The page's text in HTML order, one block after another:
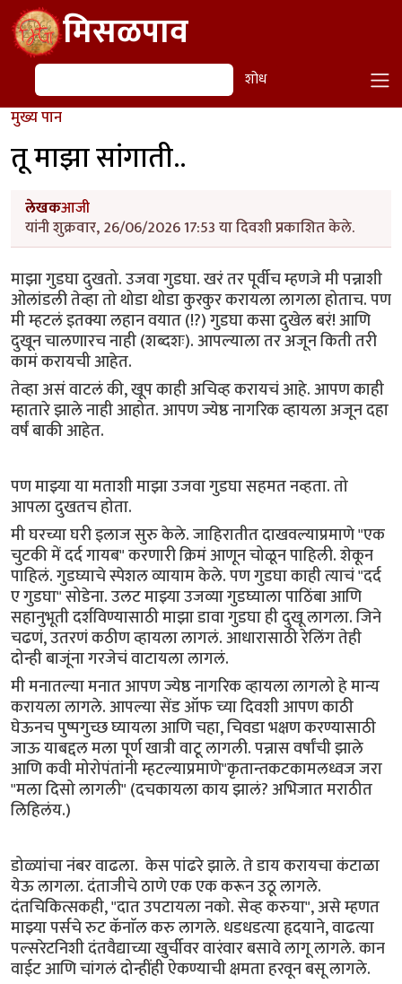
Skip to main contentमिसळपाव
शोध शोध
मुख्य पान
तू माझा सांगाती..
लेखकआजी
यांनी शुक्रवार, 26/06/2026 17:53 या दिवशी प्रकाशित केले.
माझा गुडघा दुखतो. उजवा गुडघा. खरं तर पूर्वीच म्हणजे मी पन्नाशी
ओलांडली तेव्हा तो थोडा थोडा कुरकुर करायला लागला होताच. पण
मी म्हटलं इतक्या लहान वयात (!?) गुडघा कसा दुखेल बरं! आणि
दुखून चालणारच नाही (शब्दशः). आपल्याला तर अजून किती तरी
कामं करायची आहेत.
तेव्हा असं वाटलं की, खूप काही अचिव्ह करायचं आहे. आपण काही
म्हातारे झाले नाही आहोत. आपण ज्येष्ठ नागरिक व्हायला अजून दहा
वर्षं बाकी आहेत.
पण माझ्या या मताशी माझा उजवा गुडघा सहमत नव्हता. तो
आपला दुखतच होता.
मी घरच्या घरी इलाज सुरु केले. जाहिरातीत दाखवल्याप्रमाणे "एक
चुटकी में दर्द गायब" करणारी क्रिमं आणून चोळून पाहिली. शेकून
पाहिलं. गुडघ्याचे स्पेशल व्यायाम केले. पण गुडघा काही त्याचं "दर्द
ए गुडघा" सोडेना. उलट माझ्या उजव्या गुडघ्याला पाठिंबा आणि
सहानुभूती दर्शविण्यासाठी माझा डावा गुडघा ही दुखू लागला. जिने
चढणं, उतरणं कठीण व्हायला लागलं. आधारासाठी रेलिंग तेही
दोन्ही बाजूंना गरजेचं वाटायला लागलं.
मी मनातल्या मनात आपण ज्येष्ठ नागरिक व्हायला लागलो हे मान्य
करायला लागले. आपल्या सेंड ऑफ च्या दिवशी आपण काठी
घेऊनच पुष्पगुच्छ घ्यायला आणि चहा, चिवडा भक्षण करण्यासाठी
जाऊ याबद्दल मला पूर्ण खात्री वाटू लागली. पन्नास वर्षांची झाले
आणि कवी मोरोपंतांनी म्हटल्याप्रमाणे"कृतान्तकटकामलध्वज जरा
"मला दिसो लागली" (दचकायला काय झालं? अभिजात मराठीत
लिहिलंय.)
डोळ्यांचा नंबर वाढला. केस पांढरे झाले. ते डाय करायचा कंटाळा
येऊ लागला. दंताजीचे ठाणे एक एक करून उठू लागले.
दंतचिकित्सकही, "दात उपटायला नको. सेव्ह करुया", असे म्हणत
माझ्या पर्सचे रुट कॅनाॅल करु लागले. धडधडत्या हृदयाने, वाढत्या
पल्सरेटनिशी दंतवैद्याच्या खुर्चीवर वारंवार बसावे लागू लागले. कान
वाईट आणि चांगलं दोन्हींही ऐकण्याची क्षमता हरवून बसू लागले.